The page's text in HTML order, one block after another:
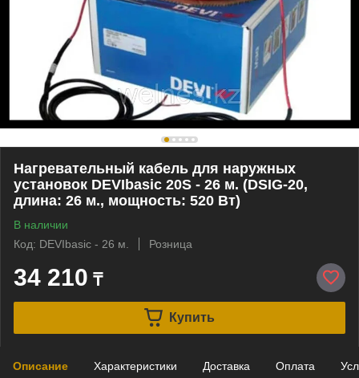
Нагревательный кабель для наружных
установок DEVIbasic 20S - 26 м. (DSIG-20,
длина: 26 м., мощность: 520 Вт)
В наличии
Код: DEVIbasic - 26 м.
Розница
34 210 ₸
Купить
Описание Характеристики Доставка Оплата